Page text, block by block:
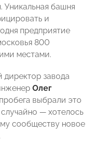
Уникальная башня
и
предприятие
800
местами.
директор завода
Олег
выбрали это
— хотелось
сообществу новое